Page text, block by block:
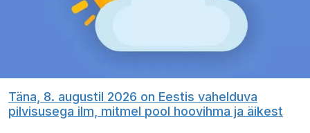
Täna, 8. augustil 2026 on Eestis vahelduva
pilvisusega ilm, mitmel pool hoovihma ja äikest